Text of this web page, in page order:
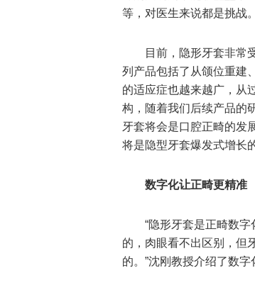
等，对医生来说都是挑战。
目前，隐形牙套非常
列产品包括了从颌位重建
的适应症也越来越广，从
构，随着我们后续产品的
牙套将会是口腔正畸的发
将是隐型牙套爆发式增长
数字化让正畸更精准
“隐形牙套是正畸数
的，肉眼看不出区别，但
的。”沈刚教授介绍了数字